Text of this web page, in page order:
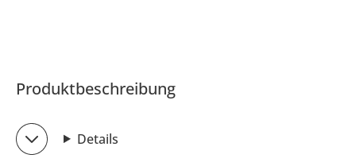
Produktbeschreibung
Details